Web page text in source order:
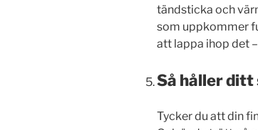
tändsticka och
som uppkommer
att lappa ihop det
Så håller ditt
Tycker du att din